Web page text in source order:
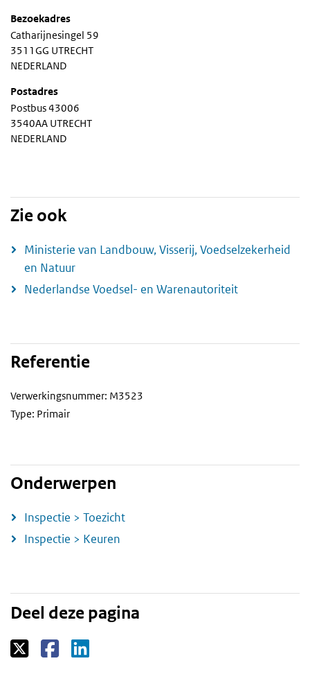
Bezoekadres
Catharijnesingel 59
3511GG UTRECHT
NEDERLAND
Postadres
Postbus 43006
3540AA UTRECHT
NEDERLAND
Zie ook
Ministerie van Landbouw, Visserij, Voedselzekerheid
en Natuur
Nederlandse Voedsel- en Warenautoriteit
Referentie
Verwerkingsnummer: M3523
Type: Primair
Onderwerpen
Inspectie > Toezicht
Inspectie > Keuren
Deel deze pagina